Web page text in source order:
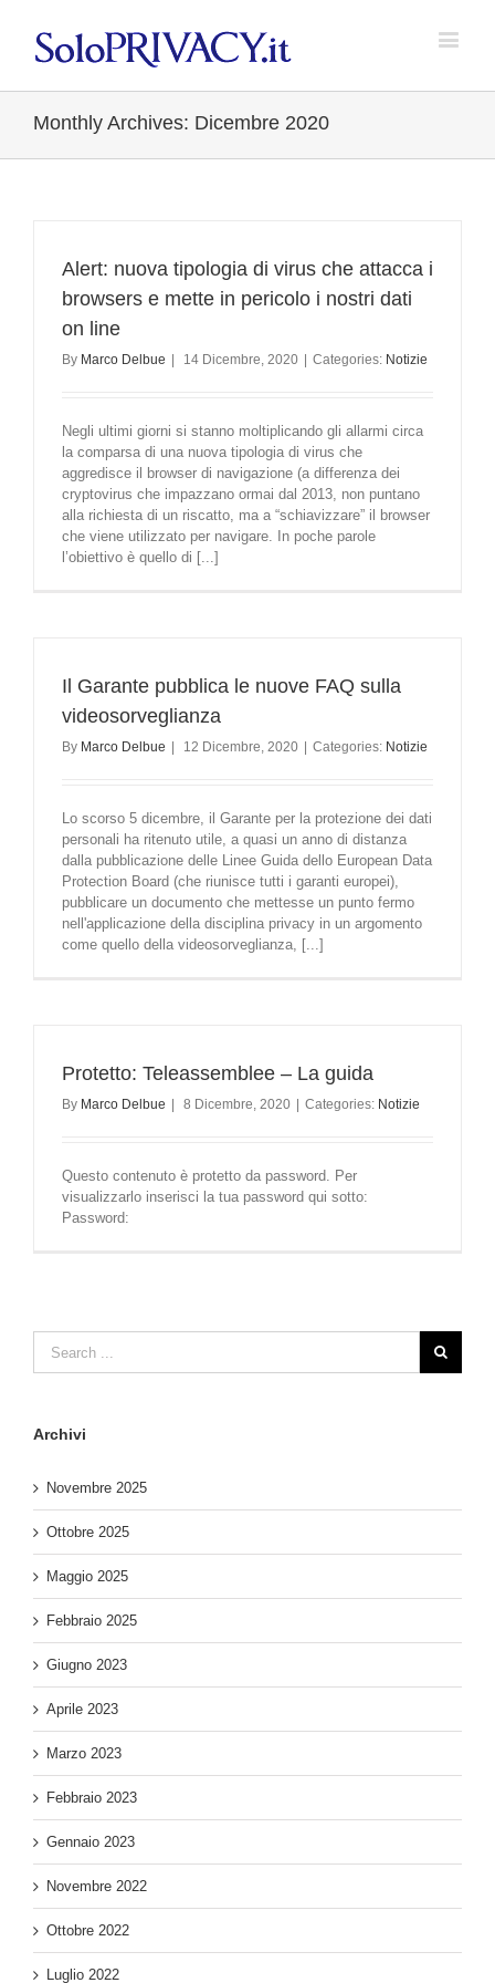
Monthly Archives: Dicembre 2020
Alert: nuova tipologia di virus che attacca i
browsers e mette in pericolo i nostri dati
on line
By Marco Delbue 14 Dicembre, 2020 Categories: Notizie
Negli ultimi giorni si stanno moltiplicando gli allarmi circa
la comparsa di una nuova tipologia di virus che
aggredisce il browser di navigazione (a differenza dei
cryptovirus che impazzano ormai dal 2013, non puntano
alla richiesta di un riscatto, ma a “schiavizzare” il browser
che viene utilizzato per navigare. In poche parole
l’obiettivo è quello di [...]
Il Garante pubblica le nuove FAQ sulla
videosorveglianza
By Marco Delbue 12 Dicembre, 2020 Categories: Notizie
Lo scorso 5 dicembre, il Garante per la protezione dei dati
personali ha ritenuto utile, a quasi un anno di distanza
dalla pubblicazione delle Linee Guida dello European Data
Protection Board (che riunisce tutti i garanti europei),
pubblicare un documento che mettesse un punto fermo
nell'applicazione della disciplina privacy in un argomento
come quello della videosorveglianza, [...]
Protetto: Teleassemblee – La guida
By Marco Delbue 8 Dicembre, 2020 Categories: Notizie
Questo contenuto è protetto da password. Per
visualizzarlo inserisci la tua password qui sotto:
Password:
Archivi
Novembre 2025
Ottobre 2025
Maggio 2025
Febbraio 2025
Giugno 2023
Aprile 2023
Marzo 2023
Febbraio 2023
Gennaio 2023
Novembre 2022
Ottobre 2022
Luglio 2022